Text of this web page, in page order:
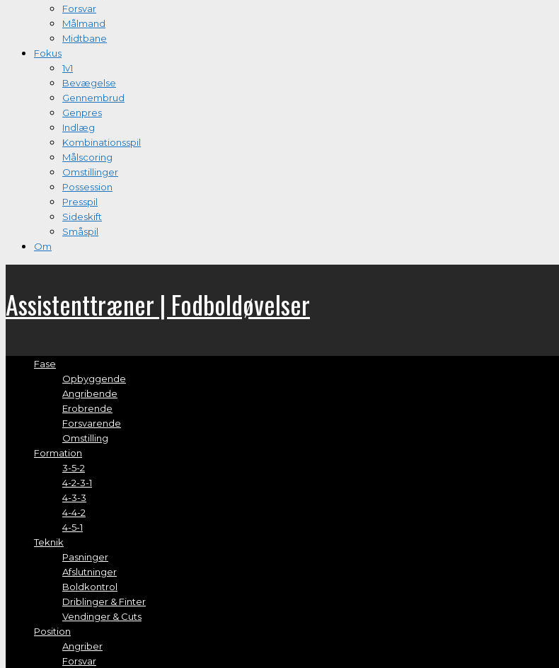
Forsvar
Målmand
Midtbane
Fokus
1v1
Bevægelse
Gennembrud
Genpres
Indlæg
Kombinationsspil
Målscoring
Omstillinger
Possession
Presspil
Sideskift
Småspil
Om
Assistenttræner | Fodboldøvelser
Fase
Opbyggende
Angribende
Erobrende
Forsvarende
Omstilling
Formation
3-5-2
4-2-3-1
4-3-3
4-4-2
4-5-1
Teknik
Pasninger
Afslutninger
Boldkontrol
Driblinger & Finter
Vendinger & Cuts
Position
Angriber
Forsvar